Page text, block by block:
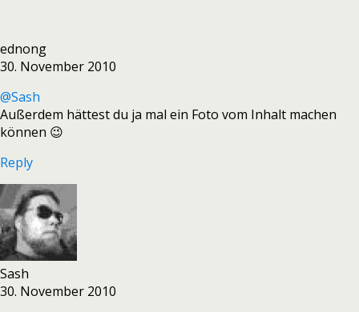
ednong
30. November 2010
@Sash
Außerdem hättest du ja mal ein Foto vom Inhalt machen
können 😉
Reply
Sash
30. November 2010